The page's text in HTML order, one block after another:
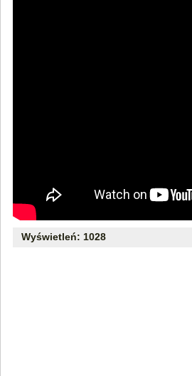
Wyświetleń: 1028